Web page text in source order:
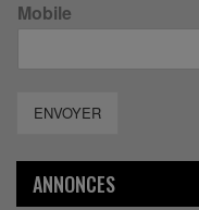
Mobile
ENVOYER
ANNONCES